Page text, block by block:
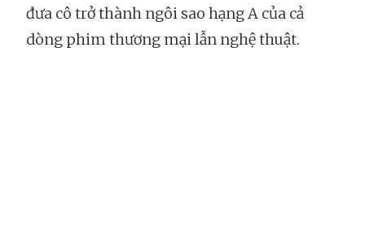
đưa cô trở thành ngôi sao hạng A của cả
dòng phim thương mại lẫn nghệ thuật.